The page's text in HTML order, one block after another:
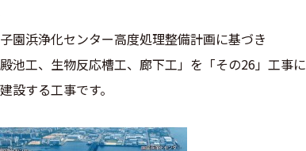
園浜浄化センター高度処理整備計画に基づき
殿池工、生物反応槽工、廊下工」を「その26」工事に
設する工事です。